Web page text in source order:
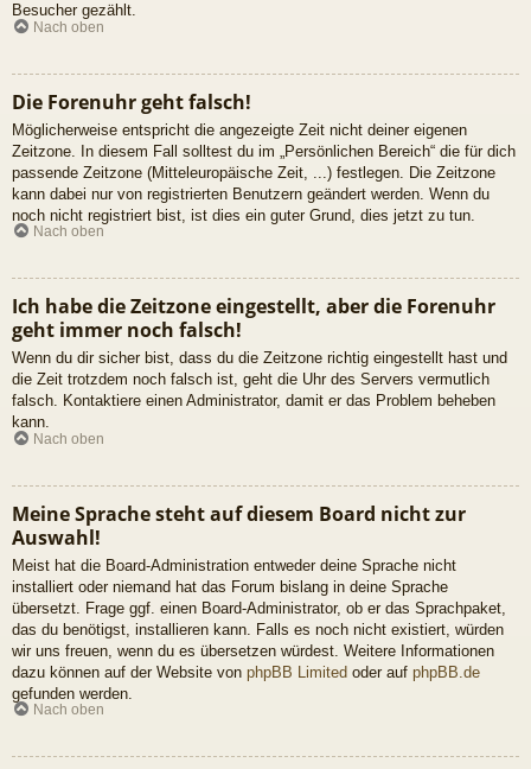
Besucher gezählt.
Nach oben
Die Forenuhr geht falsch!
Möglicherweise entspricht die angezeigte Zeit nicht deiner eigenen
Zeitzone. In diesem Fall solltest du im „Persönlichen Bereich“ die für dich
passende Zeitzone (Mitteleuropäische Zeit, ...) festlegen. Die Zeitzone
kann dabei nur von registrierten Benutzern geändert werden. Wenn du
noch nicht registriert bist, ist dies ein guter Grund, dies jetzt zu tun.
Nach oben
Ich habe die Zeitzone eingestellt, aber die Forenuhr
geht immer noch falsch!
Wenn du dir sicher bist, dass du die Zeitzone richtig eingestellt hast und
die Zeit trotzdem noch falsch ist, geht die Uhr des Servers vermutlich
falsch. Kontaktiere einen Administrator, damit er das Problem beheben
kann.
Nach oben
Meine Sprache steht auf diesem Board nicht zur
Auswahl!
Meist hat die Board-Administration entweder deine Sprache nicht
installiert oder niemand hat das Forum bislang in deine Sprache
übersetzt. Frage ggf. einen Board-Administrator, ob er das Sprachpaket,
das du benötigst, installieren kann. Falls es noch nicht existiert, würden
wir uns freuen, wenn du es übersetzen würdest. Weitere Informationen
dazu können auf der Website von phpBB Limited oder auf phpBB.de
gefunden werden.
Nach oben